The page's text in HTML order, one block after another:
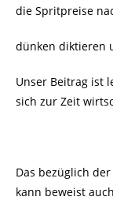
die Spritpreise
dünken diktieren
Unser Beitrag ist
sich zur Zeit
Das bezüglich
kann beweist